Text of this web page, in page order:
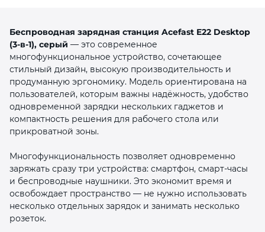
Беспроводная зарядная станция Acefast E22 Desktop
(3‑в‑1), серый — это современное
многофункциональное устройство, сочетающее
стильный дизайн, высокую производительность и
продуманную эргономику. Модель ориентирована на
пользователей, которым важны надёжность, удобство
одновременной зарядки нескольких гаджетов и
компактность решения для рабочего стола или
прикроватной зоны.
Многофункциональность позволяет одновременно
заряжать сразу три устройства: смартфон, смарт‑часы
и беспроводные наушники. Это экономит время и
освобождает пространство — не нужно использовать
несколько отдельных зарядок и занимать несколько
розеток.
раз в 2 недели